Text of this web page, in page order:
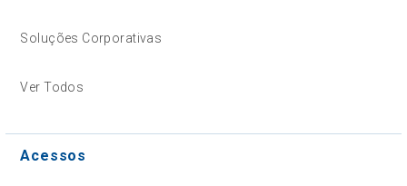
Soluções Corporativas
Ver Todos
Acessos